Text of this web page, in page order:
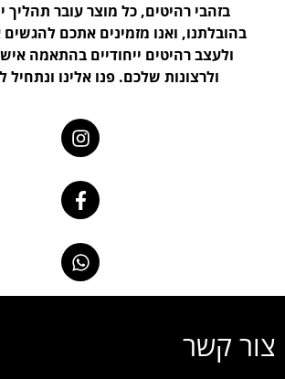
בזהבי רהיטים, כל מוצר עובר תהליך
בהובלתנו, ואנו מזמינים אתכם להגשים
ולעצב רהיטים ייחודיים בהתאמה
ולרצונות שלכם. פנו אלינו ונתחיל
צור קשר